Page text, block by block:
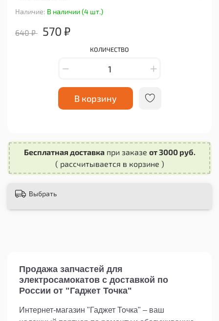
Наличие: В наличии (4 шт.)
640 ₽ 570 ₽
КОЛИЧЕСТВО
В корзину
Изготовленный из качественных материалов,
Компактный и легкий, он не добавляет лишнего
Простота установки позволяет быстро
универсальный дизайн подходит для
Данный аксессуар не только удобен, но и
практичен, что делает его незаменимым
удовольствие от каждой поездки. Не упустите
возможность сделать свои поездки более
комфортными с помощью держателя X-81.
Бесплатная доставкапри заказе от 3000 руб.
( рассчитывается в корзине )
Выбрать
Продажа запчастей для
электросамокатов с доставкой по
России от "Гаджет Точка"
Интернет-магазин "Гаджет Точка" – ваш